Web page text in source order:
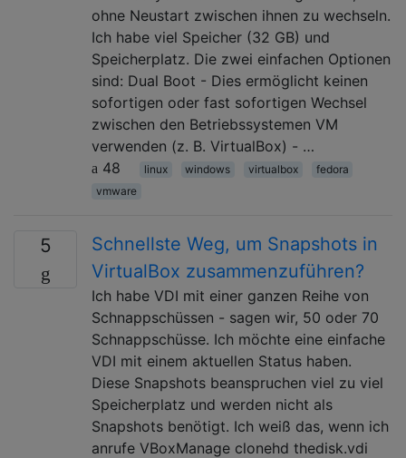
ohne Neustart zwischen ihnen zu wechseln.
Ich habe viel Speicher (32 GB) und
Speicherplatz. Die zwei einfachen Optionen
sind: Dual Boot - Dies ermöglicht keinen
sofortigen oder fast sofortigen Wechsel
zwischen den Betriebssystemen VM
verwenden (z. B. VirtualBox) - …
48
linux windows virtualbox
fedora
vmware
5
Schnellste Weg, um Snapshots in
VirtualBox zusammenzuführen?
Ich habe VDI mit einer ganzen Reihe von
Schnappschüssen - sagen wir, 50 oder 70
Schnappschüsse. Ich möchte eine einfache
VDI mit einem aktuellen Status haben.
Diese Snapshots beanspruchen viel zu viel
Speicherplatz und werden nicht als
Snapshots benötigt. Ich weiß das, wenn ich
anrufe VBoxManage clonehd thedisk.vdi